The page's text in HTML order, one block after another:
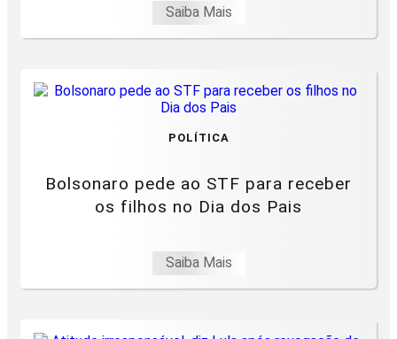
Saiba Mais
POLÍTICA
Bolsonaro pede ao STF para receber
os filhos no Dia dos Pais
Saiba Mais